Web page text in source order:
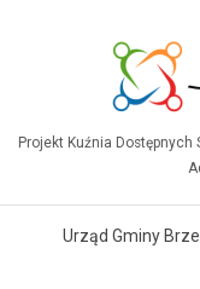
Projekt Kuźnia
Urząd Gminy